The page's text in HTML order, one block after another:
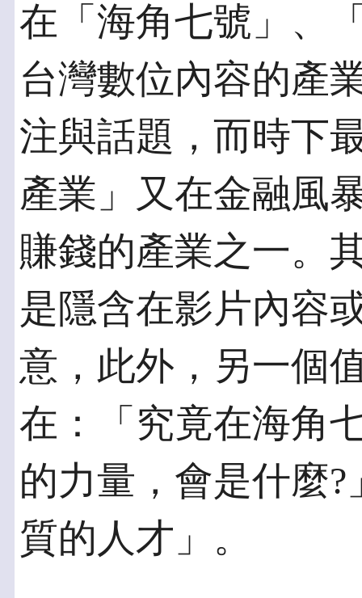
在「海角七號」、
台灣數位內容的產
注與話題，而時下
產業」又在金融風
賺錢的產業之一。
是隱含在影片內容
意，此外，另一個
在：「究竟在海角
的力量，會是什麼
質的人才」。